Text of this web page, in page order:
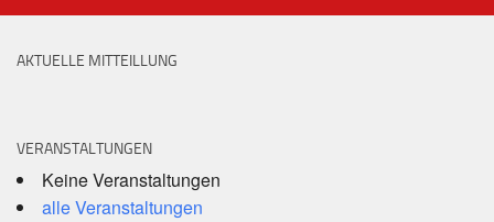
AKTUELLE MITTEILLUNG
VERANSTALTUNGEN
Keine Veranstaltungen
alle Veranstaltungen